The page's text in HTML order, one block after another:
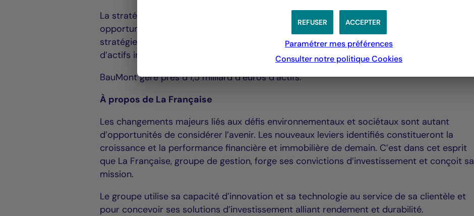
La stratégie d’investissement de BauMont couvre l’Europe de l’Ouest et cible des
opportunités de bureau, commerce, logistique et résidentiel. BauMont s’inscrit dans une
stratégie de création de valeur à travers la gestion active et/ou le repositionnement
d’actifs immobiliers.
BauMont gère près d’1,5 milliard d’euros d’actifs.
À propos de La Française
Les changements majeurs liés aux défis environnementaux et sociétaux sont autant
d’opportunités de considérer l’avenir. Les nouveaux leviers identifiés constitueront la
croissance et la performance financière et immobilière de demain. C’est dans cet esprit
que La Française, groupe de gestion, forge ses convictions d’investissement et conçoit sa
mission.
Le groupe utilise sa capacité d’innovation et sa technologie au service de sa clientèle et
pour concevoir ses solutions d’investissement alliant rendement et durabilité.
ACCEPTER
REFUSER
Paramétrer mes préférences
Consulter notre politiqueCookies